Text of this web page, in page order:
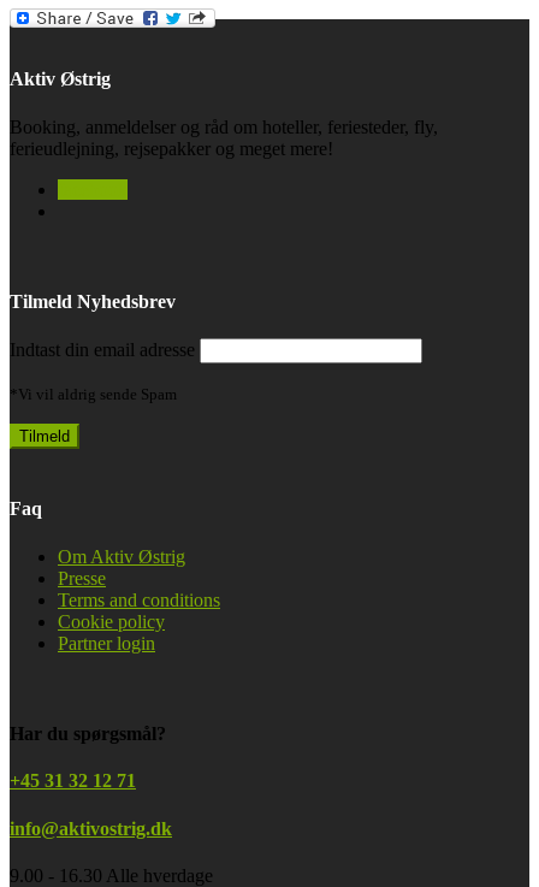
Aktiv Østrig
Booking, anmeldelser og råd om hoteller, feriesteder, fly,
ferieudlejning, rejsepakker og meget mere!
Tilmeld Nyhedsbrev
Indtast din email adresse
*Vi vil aldrig sende Spam
Faq
Om Aktiv Østrig
Presse
Terms and conditions
Cookie policy
Partner login
Har du spørgsmål?
+45 31 32 12 71
info@aktivostrig.dk
9.00 - 16.30 Alle hverdage